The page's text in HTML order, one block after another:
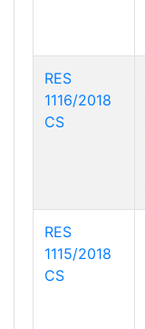
RES
1116/2018
CS
RES
1115/2018
CS